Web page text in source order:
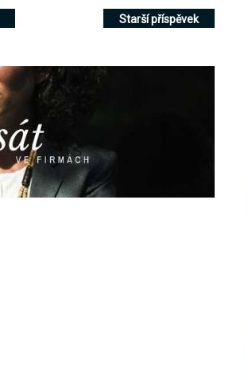
Starší příspěvek